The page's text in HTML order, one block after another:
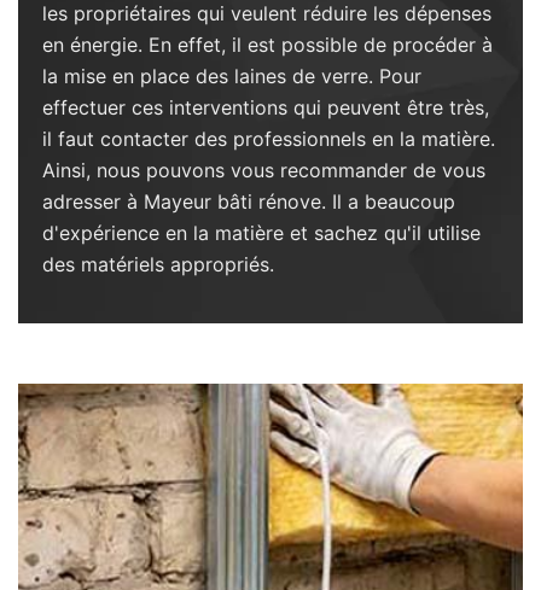
les propriétaires qui veulent réduire les dépenses
en énergie. En effet, il est possible de procéder à
la mise en place des laines de verre. Pour
effectuer ces interventions qui peuvent être très,
il faut contacter des professionnels en la matière.
Ainsi, nous pouvons vous recommander de vous
adresser à Mayeur bâti rénove. Il a beaucoup
d'expérience en la matière et sachez qu'il utilise
des matériels appropriés.